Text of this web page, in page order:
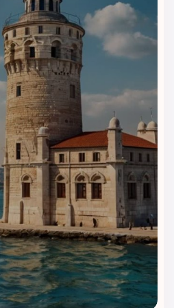
امکانات مناسب سفرهای شهری و
فضاهای آرام، خدمات منظم و امکانات
را به انتخابی مناسب برای سفرهای
سفرهای خانوادگی تبدیل کرده است.
امکانات رفاهی متنوع در کنار
پنج‌ستاره، هتل بارسلو استانبول را به
راحت، شهری و باکیفیت در نزدیکی